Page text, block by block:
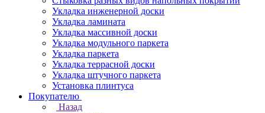
Укладка инженерной доски
Укладка ламината
Укладка массивной доски
Укладка модульного паркета
Укладка паркета
Укладка террасной доски
Укладка штучного паркета
Установка плинтуса
Покупателю
Назад